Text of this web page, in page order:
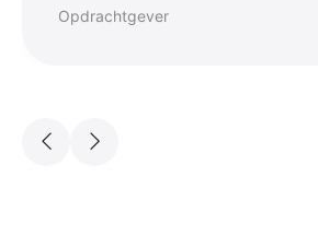
Opdrachtgever